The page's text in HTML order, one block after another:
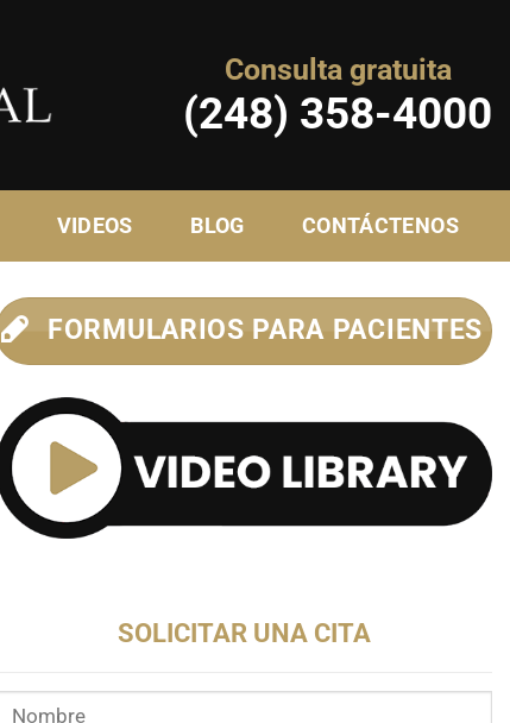
Consulta gratuita
(248) 358-4000
VIDEOS BLOG CONTÁCTENOS
FORMULARIOS PARA PACIENTES
SOLICITAR UNA CITA